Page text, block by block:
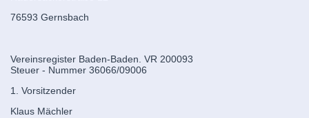
76593 Gernsbach
Vereinsregister Baden-Baden. VR 200093
Steuer - Nummer 36066/09006
1. Vorsitzender
Klaus Mächler